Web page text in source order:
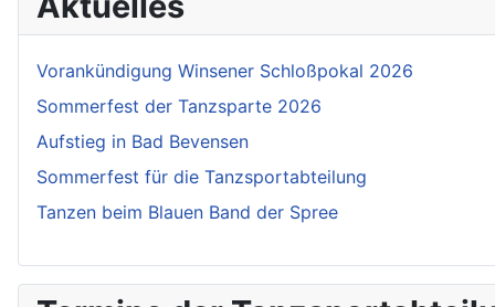
Vorankündigung Winsener Schloßpokal 2026
Sommerfest der Tanzsparte 2026
Aufstieg in Bad Bevensen
Sommerfest für die Tanzsportabteilung
Tanzen beim Blauen Band der Spree